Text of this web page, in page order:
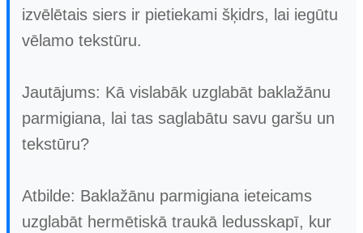
izvēlētais siers ir pietiekami šķidrs, lai iegūtu
vēlamo tekstūru.
Jautājums: Kā vislabāk uzglabāt baklažānu
parmigiana, lai tas saglabātu savu garšu un
tekstūru?
Atbilde: Baklažānu parmigiana ieteicams
uzglabāt hermētiskā traukā ledusskapī, kur